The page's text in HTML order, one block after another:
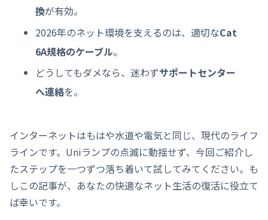
換が有効。
2026年のネット環境を支えるのは、適切なCat
6A規格のケーブル。
どうしてもダメなら、迷わずサポートセンター
へ連絡を。
インターネットはもはや水道や電気と同じ、現代のライフ
ラインです。Uniランプの点滅に動揺せず、今回ご紹介し
たステップを一つずつ落ち着いて試してみてください。も
しこの記事が、あなたの快適なネット生活の復活に役立て
ば幸いです。